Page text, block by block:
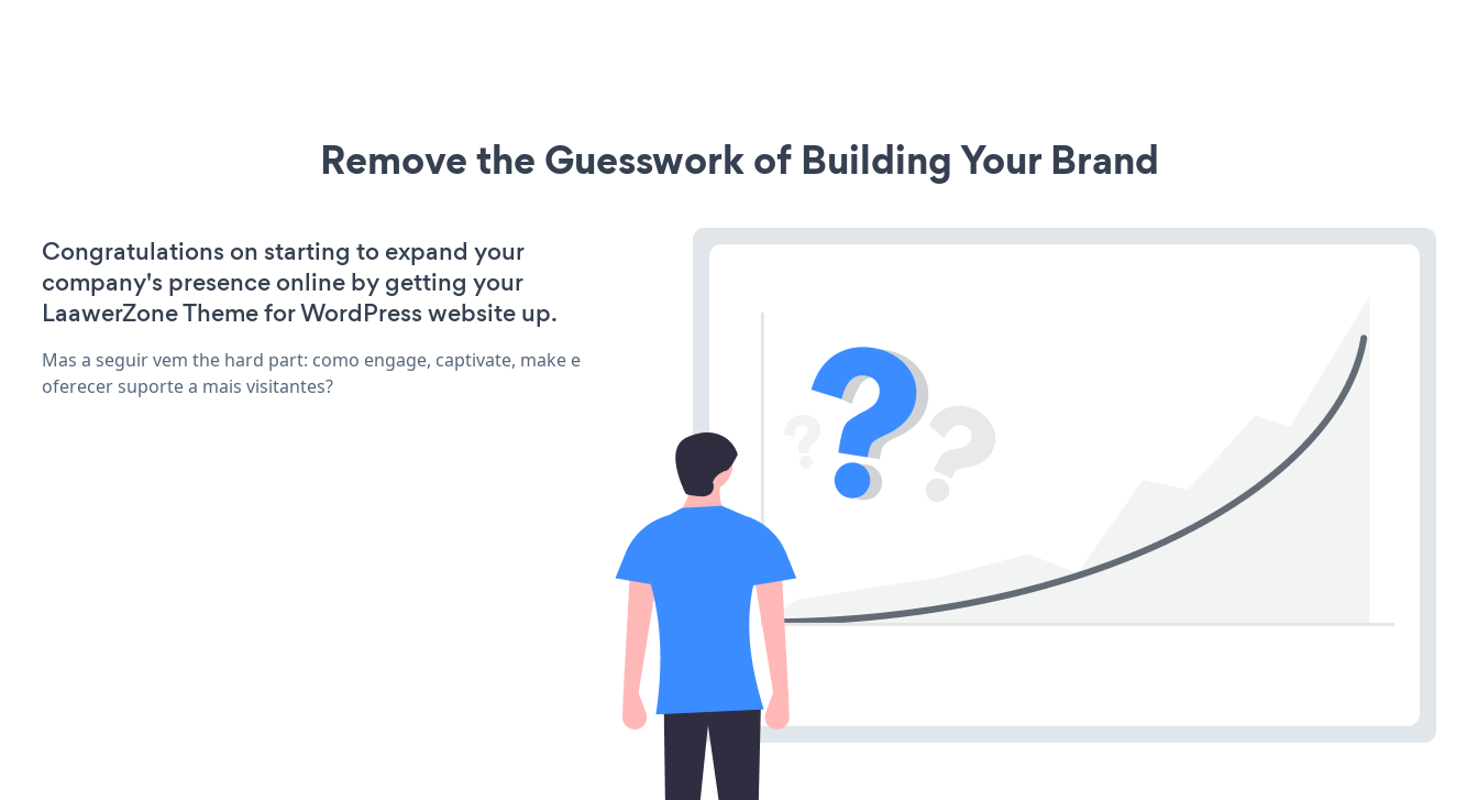
Remove the Guesswork of Building Your Brand
Congratulations on starting to expand your
company's presence online by getting your
LaawerZone Theme for WordPress website up.
Mas a seguir vem the hard part: como engage, captivate, make e
oferecer suporte a mais visitantes?